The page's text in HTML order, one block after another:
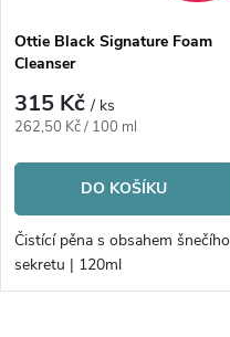
p
r
o
d
u
s
p
r
o
d
u
Ottie Black Signature Foam
Cleanser
315 Kč/ ks
Měrná
262,50 Kč / 100 ml
DO KOŠÍKU
Čistící pěna s obsahem šnečího
sekretu | 120ml